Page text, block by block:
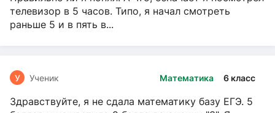
телевизор в 5 часов. Типо, я начал смотреть
раньше 5 и в пять в...
Математика 6 класс
У Ученик
Здравствуйте, я не сдала математику базу ЕГЭ. 5